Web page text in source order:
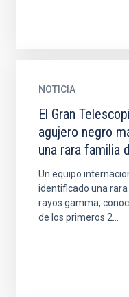
NOTICIA
El Gran
agujero negro
una rara familia
Un equipo
identificado una
rayos gamma,
de los primeros 2...